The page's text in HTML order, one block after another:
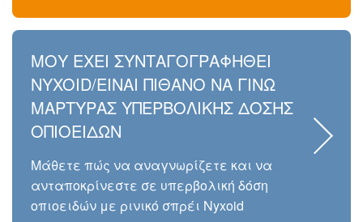
ΜΟΥ ΕΧΕΙ ΣΥΝΤΑΓΟΓΡΑΦΗΘΕΙ
NYXOID/ΕΙΝΑΙ ΠΙΘΑΝΟ ΝΑ ΓΙΝΩ
ΜΑΡΤΥΡΑΣ ΥΠΕΡΒΟΛΙΚΗΣ ΔΟΣΗΣ
ΟΠΙΟΕΙΔΩΝ
Μάθετε πώς να αναγνωρίζετε και να
ανταποκρίνεστε σε υπερβολική δόση
οπιοειδών με ρινικό σπρέι Nyxoid